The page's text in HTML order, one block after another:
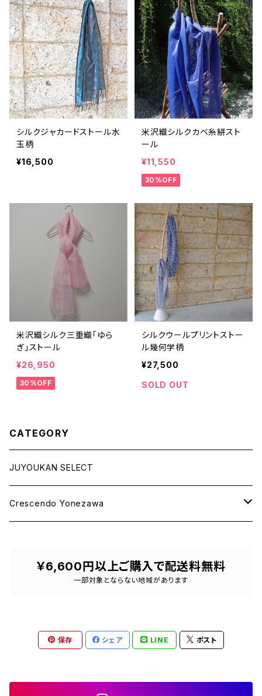
シルクジャカードストール水
玉柄
¥16,500
米沢織シルクカベ糸絣スト
ール
¥11,550
30%OFF
米沢織シルク三重織「ゆら
ぎ」ストール
¥26,950
30%OFF
シルクウールプリントストー
ル幾何学柄
¥27,500
SOLD OUT
CATEGORY
JUYOUKAN SELECT
Crescendo Yonezawa
STOLE AUTUMN＆WINTER
￥6,600円以上ご購入で配送料無料
一部対象とならない地域があります
保存 シェア LINE ポスト